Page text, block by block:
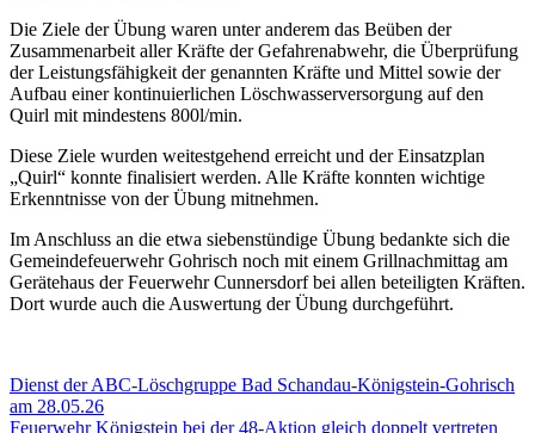
Die Ziele der Übung waren unter anderem das Beüben der
Zusammenarbeit aller Kräfte der Gefahrenabwehr, die Überprüfung
der Leistungsfähigkeit der genannten Kräfte und Mittel sowie der
Aufbau einer kontinuierlichen Löschwasserversorgung auf den
Quirl mit mindestens 800l/min.
Diese Ziele wurden weitestgehend erreicht und der Einsatzplan
„Quirl“ konnte finalisiert werden. Alle Kräfte konnten wichtige
Erkenntnisse von der Übung mitnehmen.
Im Anschluss an die etwa siebenstündige Übung bedankte sich die
Gemeindefeuerwehr Gohrisch noch mit einem Grillnachmittag am
Gerätehaus der Feuerwehr Cunnersdorf bei allen beteiligten Kräften.
Dort wurde auch die Auswertung der Übung durchgeführt.
Beitragsnavigation
Vorheriger
Beitrag:
Dienst der ABC-Löschgruppe Bad Schandau-Königstein-Gohrisch
am 28.05.26
Nächster
Feuerwehr Königstein bei der 48-Aktion gleich doppelt vertreten